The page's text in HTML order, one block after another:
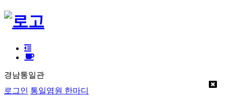
경남통일관
로그인 통일염원 한마디